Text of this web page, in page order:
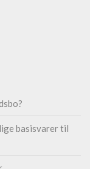
basisvarer til